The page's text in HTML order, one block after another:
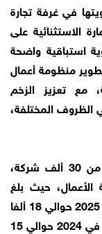
في غرفة تجارة
الاستثنائية على
استباقية واضحة
منظومة أعمال
مع تعزيز الزخم
الظروف المختلفة،
ويعتبر تسجيل الغرفة لتجديد عضوية أكثر من 30 ألف شركة،
الأعمال، حيث بلغ
متوسط التجديد الشهري للعضوية في العام 2025 حوالي 18 ألفا
و280 شركة، في حين بلغ المتوسط الشهري في 2024 حوالي 15